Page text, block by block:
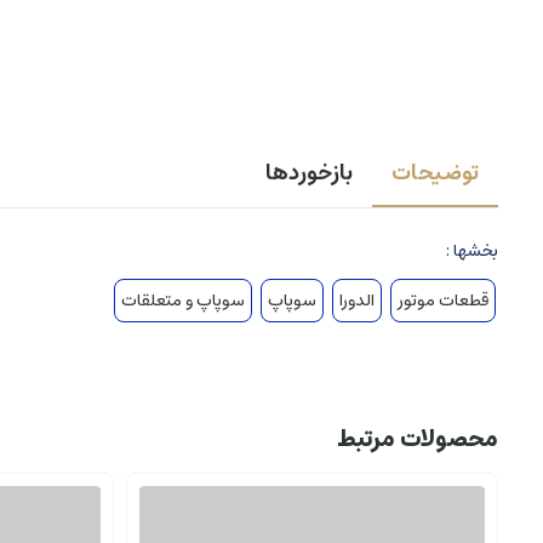
توضیحات بازخوردها
بخشها :
قطعات موتور
الدورا سوپاپ سوپاپ و متعلقات
محصولات مرتبط